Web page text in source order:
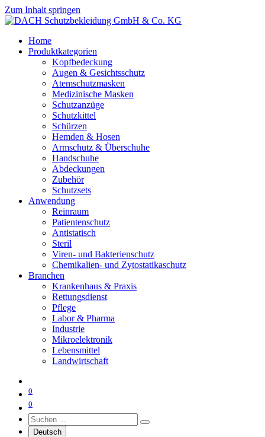
Zum Inhalt springen
Home
Produktkategorien
Kopfbedeckung
Augen & Gesichtsschutz
Atemschutzmasken
Medizinische Masken
Schutzanzüge
Schutzkittel
Schürzen
Hemden & Hosen
Armschutz & Überschuhe
Handschuhe
Abdeckungen
Zubehör
Schutzsets
Anwendung
Reinraum
Patientenschutz
Antistatisch
Steril
Viren- und Bakterienschutz
Chemikalien- und Zytostatikaschutz
Branchen
Krankenhaus & Praxis
Rettungsdienst
Pflege
Labor & Pharma
Industrie
Mikroelektronik
Lebensmittel
Landwirtschaft
0
0
Deutsch